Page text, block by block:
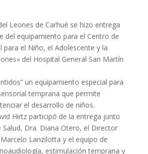
Leones de Carhué se hizo entrega
del equipamiento para el Centro de
para el Niño, el Adolescente y la
del Hospital General San Martín
un equipamiento especial para
temprana que permite
el desarrollo de niños.
Hirtz participó de la entrega junto
Salud, Dra. Diana Otero, el Director
Lanzilotta y el equipo de
estimulación temprana y